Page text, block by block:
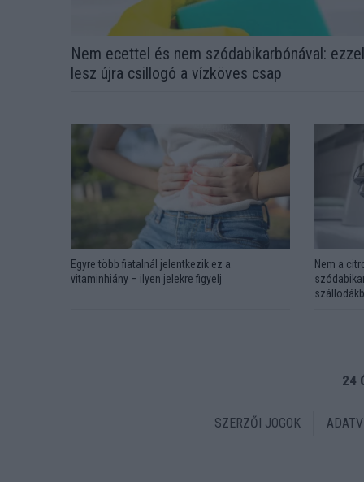
Nem ecettel és nem szódabikarbónával: ezzel
lesz újra csillogó a vízköves csap
Egyre több fiatalnál jelentkezik ez a
vitaminhiány – ilyen jelekre figyelj
Nem a
24
SZERZŐI JOGOK